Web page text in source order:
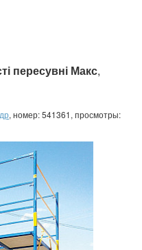
пересувні Макс,
, номер: 541361, просмотры: